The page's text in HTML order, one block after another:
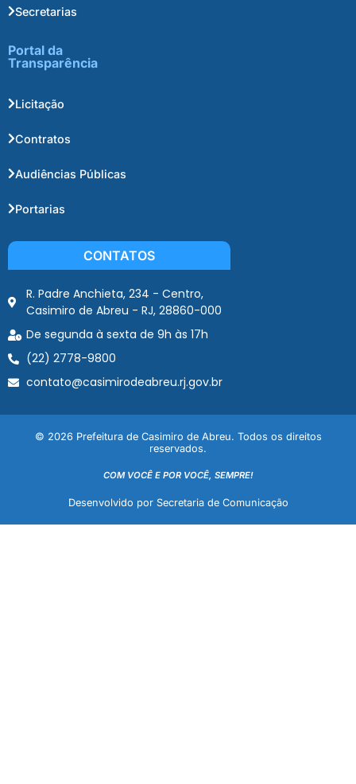
Secretarias
Portal da
Transparência
Licitação
Contratos
Audiências Públicas
Portarias
CONTATOS
R. Padre Anchieta, 234 - Centro,
Casimiro de Abreu - RJ, 28860-000
De segunda à sexta de 9h às 17h
(22) 2778-9800
contato@casimirodeabreu.rj.gov.br
© 2026 Prefeitura de Casimiro de Abreu. Todos os direitos
reservados.
COM VOCÊ E POR VOCÊ, SEMPRE!
Desenvolvido por Secretaria de Comunicação